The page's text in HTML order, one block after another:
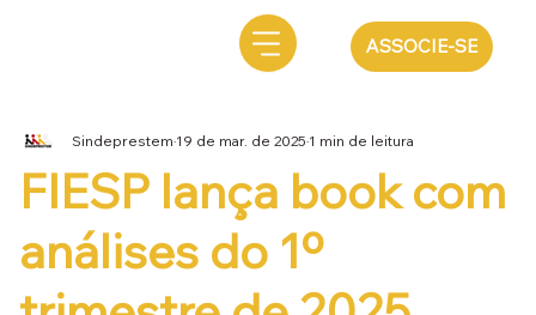
ASSOCIE-SE
FIESP lança book com
análises do 1º
Sindeprestem19 de mar. de 20251 min de leitura